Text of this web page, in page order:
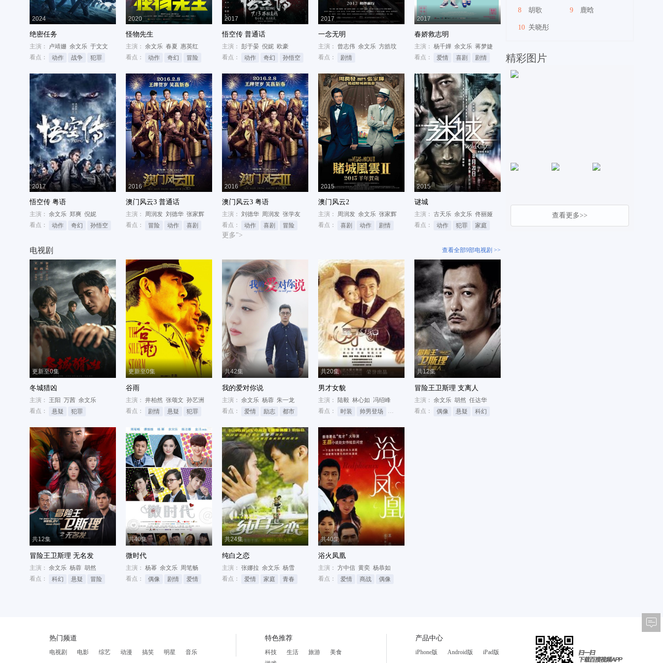
2024
绝密任务
主演： 卢靖姗 余文乐 于文文
看点：
动作 战争 犯罪
2020
怪物先生
主演： 余文乐 春夏 惠英红
看点：
动作 奇幻 冒险
2017
悟空传 普通话
主演： 彭于晏 倪妮 欧豪
看点：
动作 奇幻 孙悟空
2017
一念无明
主演： 曾志伟 余文乐 方皓玟
看点：
剧情
2017
春娇救志明
主演： 杨千嬅 余文乐 蒋梦婕
看点：
爱情 喜剧 剧情
2017
悟空传 粤语
主演： 余文乐 郑爽 倪妮
看点：
动作 奇幻 孙悟空
2016
澳门风云3 普通话
主演： 周润发 刘德华 张家辉
看点：
冒险 动作 喜剧
2016
澳门风云3 粤语
主演： 刘德华 周润发 张学友
看点：
动作 喜剧 冒险
更多">
2015
澳门风云2
主演： 周润发 余文乐 张家辉
看点：
喜剧 动作 剧情
2015
谜城
主演： 古天乐 余文乐 佟丽娅
看点：
动作 犯罪 家庭
电视剧 查看全部9部电视剧 >>
更新至0集
冬城猎凶
主演： 王阳 万茜 余文乐
看点：
悬疑 犯罪
更新至0集
谷雨
主演： 井柏然 张颂文 孙艺洲
看点：
剧情 悬疑 犯罪
共42集
我的爱对你说
主演： 余文乐 杨蓉 朱一龙
看点：
爱情 励志 都市
共20集
男才女貌
主演： 陆毅 林心如 冯绍峰
看点：
时装 帅男登场 爱情
共12集
冒险王卫斯理 支离人
主演： 余文乐 胡然 任达华
看点：
偶像 悬疑 科幻
共12集
冒险王卫斯理 无名发
主演： 余文乐 杨蓉 胡然
看点：
科幻 悬疑 冒险
共40集
微时代
主演： 杨幂 余文乐 周笔畅
看点：
偶像 剧情 爱情
共24集
纯白之恋
主演： 张娜拉 余文乐 杨雪
看点：
爱情 家庭 青春
共40集
浴火凤凰
主演： 方中信 黄奕 杨恭如
看点：
爱情 商战 偶像
8 胡歌 9 鹿晗
10 关晓彤
精彩图片
查看更多>>
热门频道
电视剧 电影 综艺 动漫 搞笑 明星 音乐
特色推荐
科技 生活 旅游
美食
产品中心
iPhone版 Android版 iPad版